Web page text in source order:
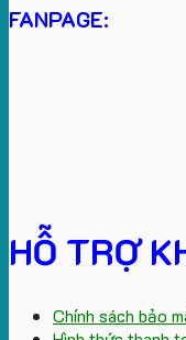
FANPAGE:
HỖ TRỢ
Chính sách bảo